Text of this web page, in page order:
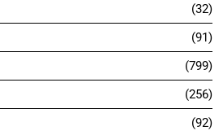
32
91
799
256
92